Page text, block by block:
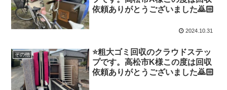
依頼ありがとうございました🙇🏻
2024.10.31
その他
⭐️粗大ゴミ回収のクラウドステッ
プです。高松市K様この度は回収
依頼ありがとうございました🙇🏻